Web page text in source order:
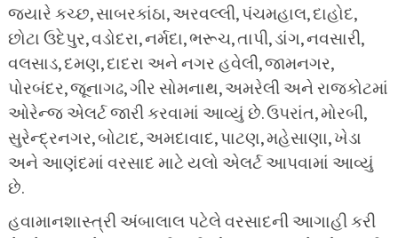
જ્યારે કચ્છ, સાબરકાંઠા, અરવલ્લી, પંચમહાલ, દાહોદ,
છોટા ઉદેપુર, વડોદરા, નર્મદા, ભરૂચ, તાપી, ડાંગ, નવસારી,
વલસાડ, દમણ, દાદરા અને નગર હવેલી, જામનગર,
પોરબંદર, જૂનાગઢ, ગીર સોમનાથ, અમરેલી અને રાજકોટમાં
ઓરેન્જ એલર્ટ જારી કરવામાં આવ્યું છે. ઉપરાંત, મોરબી,
સુરેન્દ્રનગર, બોટાદ, અમદાવાદ, પાટણ, મહેસાણા, ખેડા
અને આણંદમાં વરસાદ માટે યલો એલર્ટ આપવામાં આવ્યું
છે.
હવામાનશાસ્ત્રી અંબાલાલ પટેલે વરસાદની આગાહી કરી